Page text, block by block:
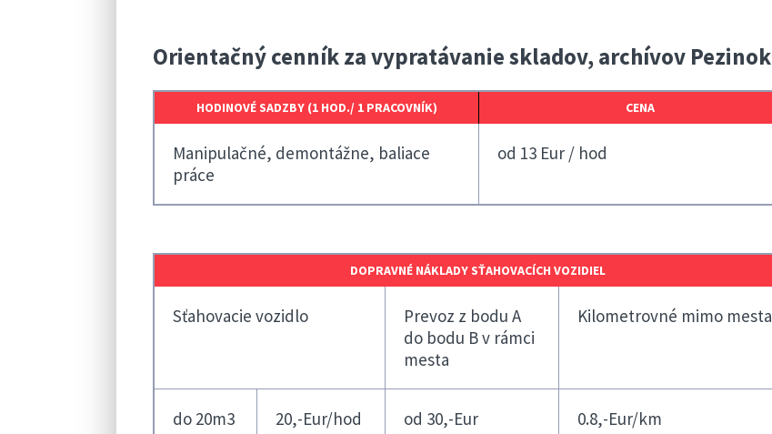
Orientačný cenník za vypratávanie skladov, archívov Pezinok
HODINOVÉ SADZBY (1 HOD./ 1 PRACOVNÍK) CENA
Manipulačné, demontážne, baliace
práce
od 13 Eur / hod
DOPRAVNÉ NÁKLADY SŤAHOVACÍCH VOZIDIEL
Sťahovacie vozidlo
Prevoz z bodu A
do bodu B v rámci
mesta
Kilometrovné mimo mesta
do 20m3 20,-Eur/hod od 30,-Eur 0.8,-Eur/km